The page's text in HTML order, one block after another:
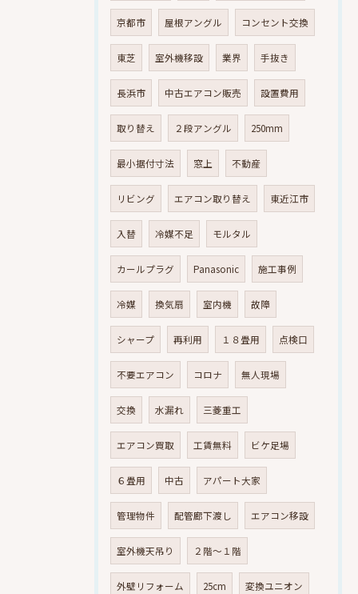
京都市 屋根アングル コンセント交換
東芝 室外機移設 業界 手抜き
長浜市 中古エアコン販売 設置費用
取り替え ２段アングル 250mm
最小据付寸法 窓上 不動産
リビング エアコン取り替え 東近江市
入替 冷媒不足 モルタル
カールプラグ Panasonic 施工事例
冷媒 換気扇 室内機 故障
シャープ 再利用 １８畳用 点検口
不要エアコン コロナ 無人現場
交換 水漏れ 三菱重工
エアコン買取 工賃無料 ビケ足場
６畳用 中古 アパート大家
管理物件 配管廊下渡し エアコン移設
室外機天吊り ２階～１階
外壁リフォーム 25cm 変換ユニオン